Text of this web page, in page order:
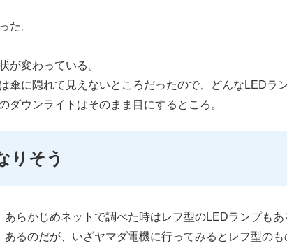
た。
が変わっている。
傘に隠れて見えないところだったので、どんなLEDラ
ダウンライトはそのまま目にするところ。
りそう
あらかじめネットで調べた時はレフ型のLEDランプもあ
あるのだが、いざヤマダ電機に行ってみるとレフ型のも